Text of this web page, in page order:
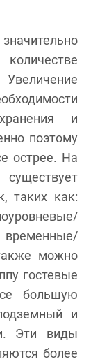
и
поэтому
острее. На
таких как:
можно
гостевые
большую
и
Эти виды
более